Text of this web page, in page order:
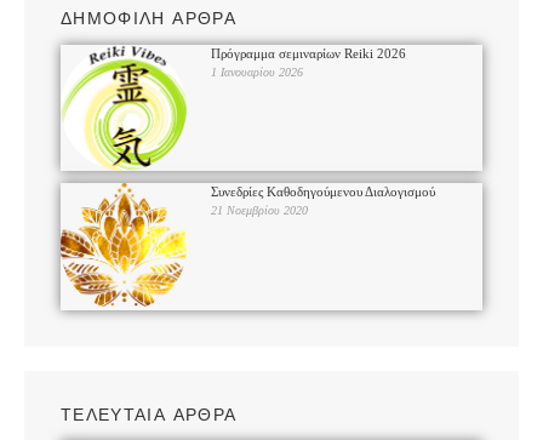
ΔΗΜΟΦΙΛΗ ΑΡΘΡΑ
Πρόγραμμα σεμιναρίων Reiki 2026
1 Ιανουαρίου 2026
Συνεδρίες Καθοδηγούμενου Διαλογισμού
21 Νοεμβρίου 2020
ΤΕΛΕΥΤΑΙΑ ΑΡΘΡΑ